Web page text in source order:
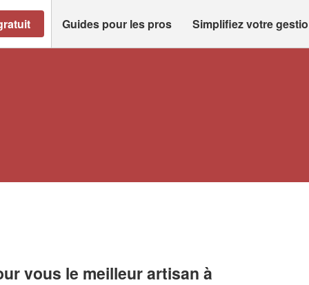
Guides pour les pros Simplifiez votre
vous le meilleur artisan à